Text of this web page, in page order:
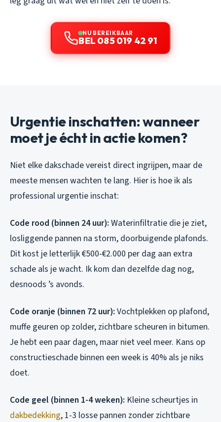
NU BEREIKBAAR
BEL 085 019 42 91
Urgentie inschatten: wanneer
moet je écht in actie komen?
Niet elke dakschade vereist direct ingrijpen, maar de
meeste mensen wachten te lang. Hier is hoe ik als
professional urgentie inschat:
Code rood (binnen 24 uur): Waterinfiltratie die je ziet,
losliggende pannen na storm, doorbuigende plafonds.
Dit kost je letterlijk €500-€2.000 per dag aan extra
schade als je wacht. Ik kom dan dezelfde dag nog,
desnoods ’s avonds.
Code oranje (binnen 72 uur): Vochtplekken op plafond,
muffe geuren op zolder, zichtbare scheuren in bitumen.
Je hebt een paar dagen, maar niet veel meer. Kans op
constructieschade binnen een week is 40% als je niks
doet.
Code geel (binnen 1-4 weken): Kleine scheurtjes in
dakbedekking, 1-3 losse pannen zonder zichtbare